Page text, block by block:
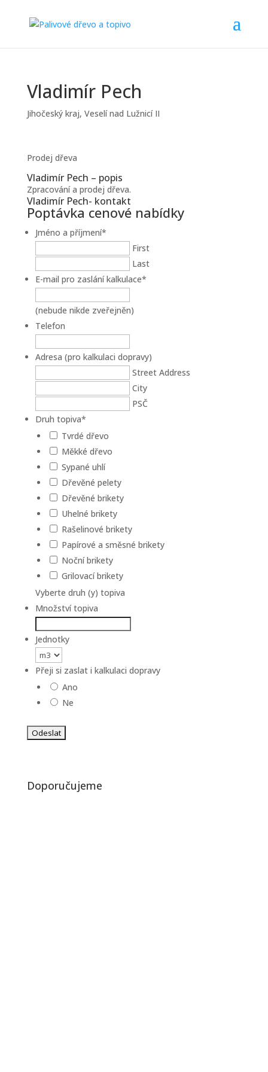
Vladimír Pech
Jihočeský kraj, Veselí nad Lužnicí II
Prodej dřeva
Vladimír Pech – popis
Zpracování a prodej dřeva.
Vladimír Pech- kontakt
Poptávka cenové nabídky
Jméno a příjmení*
First
Last
E-mail pro zaslání kalkulace*
(nebude nikde zveřejněn)
Telefon
Adresa (pro kalkulaci dopravy)
Street Address
City
PSČ
Druh topiva*
Tvrdé dřevo
Měkké dřevo
Sypané uhlí
Dřevěné pelety
Dřevěné brikety
Uhelné brikety
Rašelinové brikety
Papírové a směsné brikety
Noční brikety
Grilovací brikety
Vyberte druh (y) topiva
Množství topiva
Jednotky
Přeji si zaslat i kalkulaci dopravy
Ano
Ne
Doporučujeme